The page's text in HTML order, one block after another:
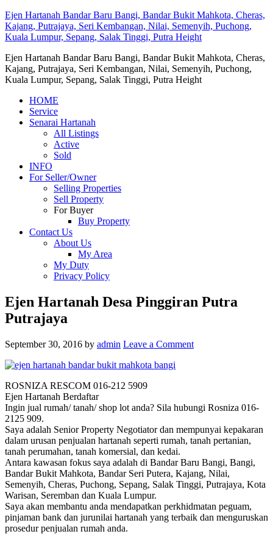
Ejen Hartanah Bandar Baru Bangi, Bandar Bukit Mahkota, Cheras,
Kajang, Putrajaya, Seri Kembangan, Nilai, Semenyih, Puchong,
Kuala Lumpur, Sepang, Salak Tinggi, Putra Height
Ejen Hartanah Bandar Baru Bangi, Bandar Bukit Mahkota, Cheras,
Kajang, Putrajaya, Seri Kembangan, Nilai, Semenyih, Puchong,
Kuala Lumpur, Sepang, Salak Tinggi, Putra Height
HOME
Service
Senarai Hartanah
All Listings
Active
Sold
INFO
For Seller/Owner
Selling Properties
Sell Property
For Buyer
Buy Property
Contact Us
About Us
My Area
My Duty
Privacy Policy
Ejen Hartanah Desa Pinggiran Putra
Putrajaya
September 30, 2016 by admin Leave a Comment
ROSNIZA RESCOM 016-212 5909
Ejen Hartanah Berdaftar
Ingin jual rumah/ tanah/ shop lot anda? Sila hubungi Rosniza 016-
2125 909.
Saya adalah Senior Property Negotiator dan mempunyai kepakaran
dalam urusan penjualan hartanah seperti rumah, tanah pertanian,
tanah perumahan, tanah komersial, dan kedai.
Antara kawasan fokus saya adalah di Bandar Baru Bangi, Bangi,
Bandar Bukit Mahkota, Bandar Seri Putera, Kajang, Nilai,
Semenyih, Cheras, Puchong, Sepang, Salak Tinggi, Putrajaya, Kota
Warisan, Seremban dan Kuala Lumpur.
Saya akan membantu anda mendapatkan perkhidmatan peguam,
pinjaman bank dan jurunilai hartanah yang terbaik dan menguruskan
prosedur penjualan rumah anda.